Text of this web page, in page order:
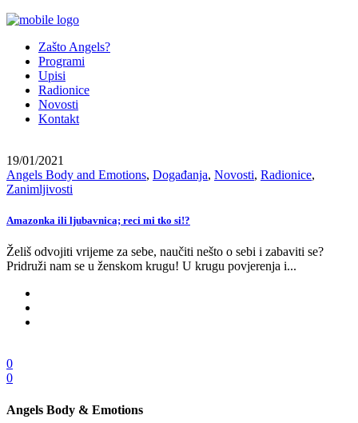
Zašto Angels?
Programi
Upisi
Radionice
Novosti
Kontakt
19/01/2021
Angels Body and Emotions, Događanja, Novosti, Radionice,
Zanimljivosti
Amazonka ili ljubavnica; reci mi tko si!?
Želiš odvojiti vrijeme za sebe, naučiti nešto o sebi i zabaviti se?
Pridruži nam se u ženskom krugu! U krugu povjerenja i...
0
0
Angels Body & Emotions